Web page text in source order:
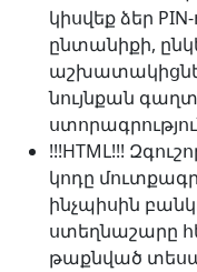
կիսվեք ձեր
ընտանիքի,
նույնքան
!!!HTML!!!
կոդը
ինչպիսին
ստեղնաշարը
թաքնված